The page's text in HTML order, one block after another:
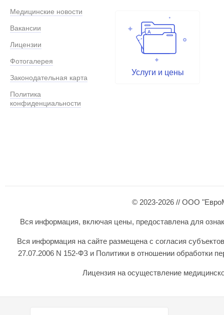
Медицинские новости
Вакансии
Лицензии
Фотогалерея
Законодательная карта
Политика
конфиденциальности
Услуги и цены
© 2023-2026 // ООО
Вся информация, включая цены, предоставлена для
Вся информация на сайте размещена с согласия
27.07.2006 N 152-ФЗ и Политики в отношении обработки
Лицензия на осуществление